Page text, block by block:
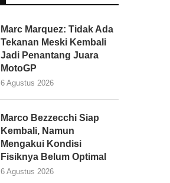
Marc Marquez: Tidak Ada
Tekanan Meski Kembali
Jadi Penantang Juara
MotoGP
6 Agustus 2026
Marco Bezzecchi Siap
Kembali, Namun
Mengakui Kondisi
Fisiknya Belum Optimal
6 Agustus 2026